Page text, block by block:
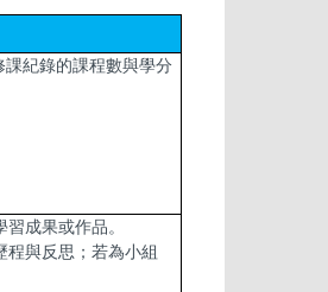
紀錄的課程數與學分
成果或作品。
程與反思；若為小組